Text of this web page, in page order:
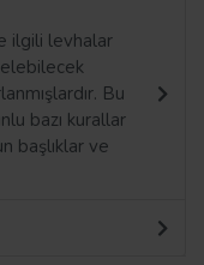
ilgili levhalar
Bu
bazı kurallar
başlıklar ve